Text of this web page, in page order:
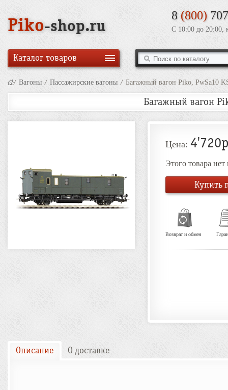
Piko-shop.ru
8 (800)
С 10:00 до 20:00,
Каталог товаров
/ Вагоны / Пассажирские вагоны / Багажный вагон Piko, PwSa10
Багажный вагон
Цена:
Этого товара
Купить
Возврат и обмен
Описание О доставке